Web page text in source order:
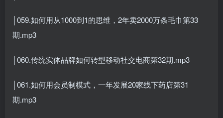
│059.如何用从1000到1的思维，2年卖2000万条毛巾第33
期.mp3
│060.传统实体品牌如何转型移动社交电商第32期.mp3
│061.如何用会员制模式，一年发展20家线下药店第31
期.mp3